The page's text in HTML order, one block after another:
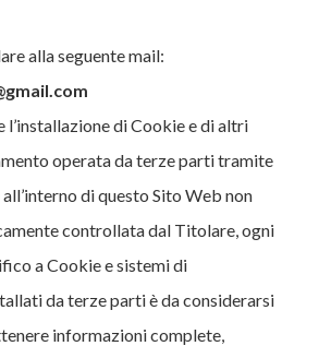
alla seguente mail:
l’installazione di Cookie e di altri
operata da terze parti tramite
di questo Sito Web non
controllata dal Titolare, ogni
a Cookie e sistemi di
da terze parti è da considerarsi
informazioni complete,